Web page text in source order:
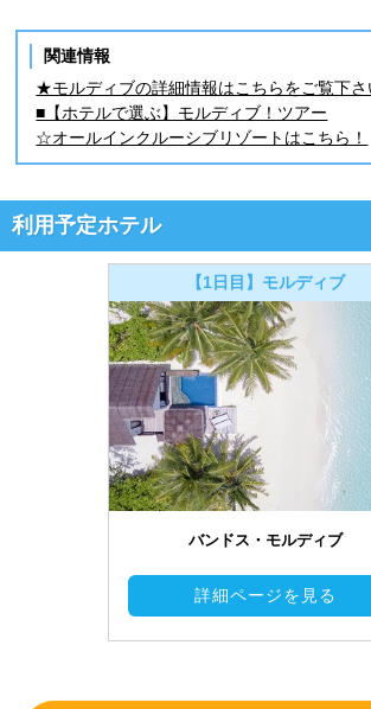
関連情報
★モルディブの詳細情報はこちらをご覧下さ
■【ホテルで選ぶ】モルディブ！ツアー
☆オールインクルーシブリゾートはこちら！
利用予定ホテル
【1日目】モルディブ
バンドス・モルディブ
詳細ページを見る